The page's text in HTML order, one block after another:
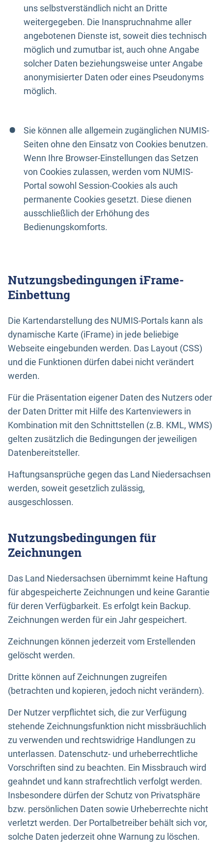
uns selbstverständlich nicht an Dritte
weitergegeben. Die Inanspruchnahme aller
angebotenen Dienste ist, soweit dies technisch
möglich und zumutbar ist, auch ohne Angabe
solcher Daten beziehungsweise unter Angabe
anonymisierter Daten oder eines Pseudonyms
möglich.
Sie können alle allgemein zugänglichen NUMIS-
Seiten ohne den Einsatz von Cookies benutzen.
Wenn Ihre Browser-Einstellungen das Setzen
von Cookies zulassen, werden vom NUMIS-
Portal sowohl Session-Cookies als auch
permanente Cookies gesetzt. Diese dienen
ausschließlich der Erhöhung des
Bedienungskomforts.
Nutzungsbedingungen iFrame-
Einbettung
Die Kartendarstellung des NUMIS-Portals kann als
dynamische Karte (iFrame) in jede beliebige
Webseite eingebunden werden. Das Layout (CSS)
und die Funktionen dürfen dabei nicht verändert
werden.
Für die Präsentation eigener Daten des Nutzers oder
der Daten Dritter mit Hilfe des Kartenviewers in
Kombination mit den Schnittstellen (z.B. KML, WMS)
gelten zusätzlich die Bedingungen der jeweiligen
Datenbereitsteller.
Haftungsansprüche gegen das Land Niedersachsen
werden, soweit gesetzlich zulässig,
ausgeschlossen.
Nutzungsbedingungen für
Zeichnungen
Das Land Niedersachsen übernimmt keine Haftung
für abgespeicherte Zeichnungen und keine Garantie
für deren Verfügbarkeit. Es erfolgt kein Backup.
Zeichnungen werden für ein Jahr gespeichert.
Zeichnungen können jederzeit vom Erstellenden
gelöscht werden.
Dritte können auf Zeichnungen zugreifen
(betrachten und kopieren, jedoch nicht verändern).
Der Nutzer verpflichtet sich, die zur Verfügung
stehende Zeichnungsfunktion nicht missbräuchlich
zu verwenden und rechtswidrige Handlungen zu
unterlassen. Datenschutz- und urheberrechtliche
Vorschriften sind zu beachten. Ein Missbrauch wird
geahndet und kann strafrechtlich verfolgt werden.
Insbesondere dürfen der Schutz von Privatsphäre
bzw. persönlichen Daten sowie Urheberrechte nicht
verletzt werden. Der Portalbetreiber behält sich vor,
solche Daten jederzeit ohne Warnung zu löschen.